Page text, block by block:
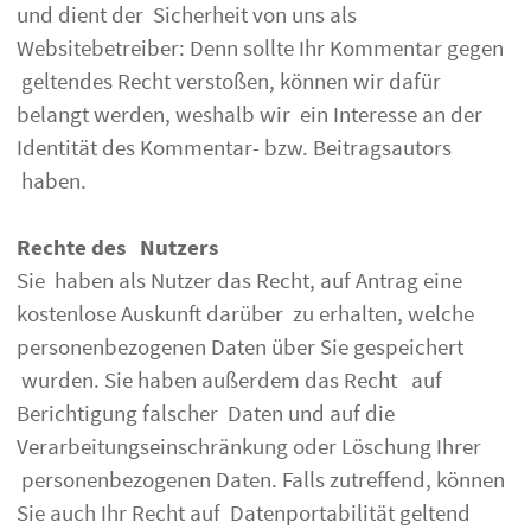
und dient der Sicherheit von uns als
Websitebetreiber: Denn sollte Ihr Kommentar gegen
geltendes Recht verstoßen, können wir dafür
belangt werden, weshalb wir ein Interesse an der
Identität des Kommentar- bzw. Beitragsautors
haben.
Rechte des Nutzers
Sie haben als Nutzer das Recht, auf Antrag eine
kostenlose Auskunft darüber zu erhalten, welche
personenbezogenen Daten über Sie gespeichert
wurden. Sie haben außerdem das Recht auf
Berichtigung falscher Daten und auf die
Verarbeitungseinschränkung oder Löschung Ihrer
personenbezogenen Daten. Falls zutreffend, können
Sie auch Ihr Recht auf Datenportabilität geltend